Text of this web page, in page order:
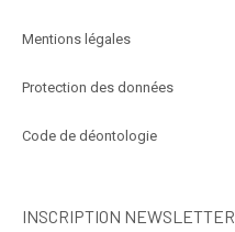
Mentions légales
Protection des données
Code de déontologie
INSCRIPTION NEWSLETTER